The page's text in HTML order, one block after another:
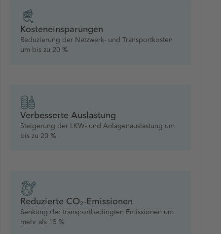
Kosteneinsparungen
Reduzierung der Netzwerk- und Transportkosten
um bis zu 20 %
Verbesserte Auslastung
Steigerung der LKW- und Anlagenauslastung um
bis zu 20 %
Reduzierte CO₂-Emissionen
Senkung der transportbedingten Emissionen um
mehr als 15 %